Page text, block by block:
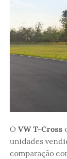
O VW T-Cross
unidades
comparação